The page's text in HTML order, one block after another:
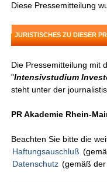
Diese Pressemitteilung
JURISTISCHES ZU DIESER
Die Pressemitteilung mit
"Intensivstudium
steht unter der
PR Akademie Rhein-
Beachten Sie bitte die
Haftungsauschluß
Datenschutz (gemäß der